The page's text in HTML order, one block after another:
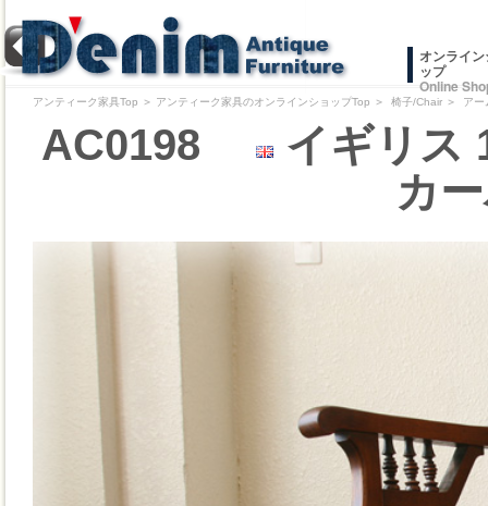
オンライ
ップ
Online
アンティーク家具Top ＞ アンティーク家具のオンラインショップTop ＞ 椅子/Chair ＞ アー
AC0198
イギリス
カ